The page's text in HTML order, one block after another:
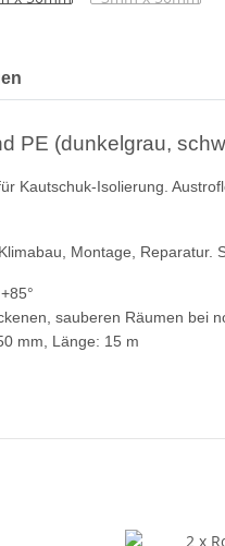
PE (dunkelgrau,
Kautschuk-Isolierung.
Montage, Reparatur.
sauberen Räumen bei
mm, Länge: 15 m